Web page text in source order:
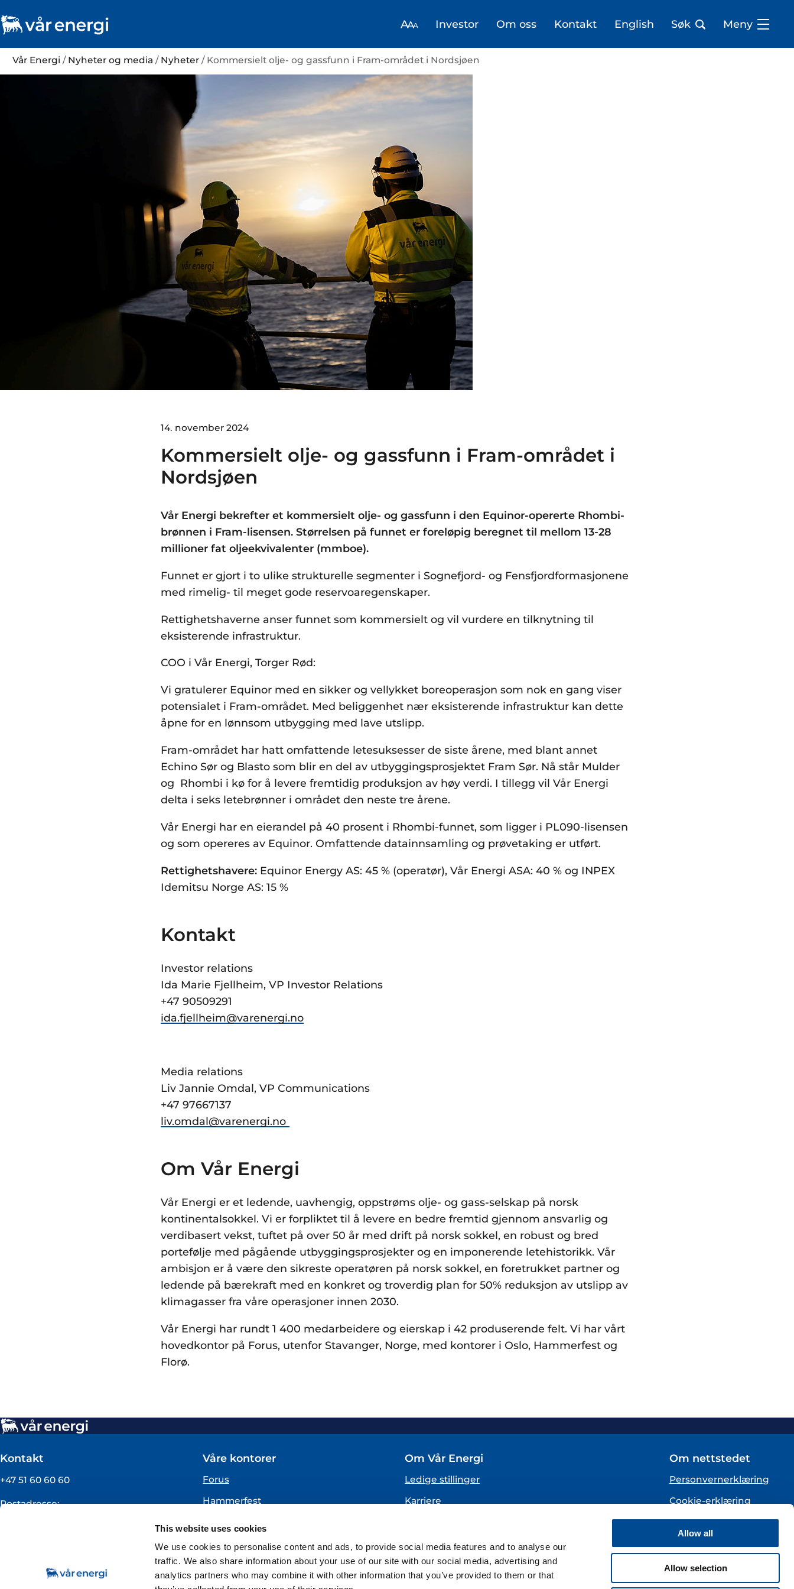
This website uses cookies
We use cookies to personalise content and ads, to provide social media features and to analyse our
traffic. We also share information about your use of our site with our social media, advertising and
analytics partners who may combine it with other information that you’ve provided to them or that
Allow all
Allow selection
Investor Om oss Kontakt English Søk Meny
Vår Energi / Nyheter og media / Nyheter/ Kommersielt olje- og gassfunn i Fram-området i Nordsjøen
14. november 2024
Kommersielt olje- og gassfunn i Fram-området i
Nordsjøen
Vår Energi bekrefter et kommersielt olje- og gassfunn i den Equinor-opererte Rhombi-
brønnen i Fram-lisensen. Størrelsen på funnet er foreløpig beregnet til mellom 13-28
millioner fat oljeekvivalenter (mmboe).
Funnet er gjort i to ulike strukturelle segmenter i Sognefjord- og Fensfjordformasjonene
med rimelig- til meget gode reservoaregenskaper.
Rettighetshaverne anser funnet som kommersielt og vil vurdere en tilknytning til
eksisterende infrastruktur.
COO i Vår Energi, Torger Rød:
Vi gratulerer Equinor med en sikker og vellykket boreoperasjon som nok en gang viser
potensialet i Fram-området. Med beliggenhet nær eksisterende infrastruktur kan dette
åpne for en lønnsom utbygging med lave utslipp.
Fram-området har hatt omfattende letesuksesser de siste årene, med blant annet
Echino Sør og Blasto som blir en del av utbyggingsprosjektet Fram Sør. Nå står Mulder
og Rhombi i kø for å levere fremtidig produksjon av høy verdi. I tillegg vil Vår Energi
delta i seks letebrønner i området den neste tre årene.
Vår Energi har en eierandel på 40 prosent i Rhombi-funnet, som ligger i PL090-lisensen
og som opereres av Equinor. Omfattende datainnsamling og prøvetaking er utført.
Rettighetshavere: Equinor Energy AS: 45 % (operatør), Vår Energi ASA: 40 % og INPEX
Idemitsu Norge AS: 15 %
Kontakt
Investor relations
Ida Marie Fjellheim, VP Investor Relations
+47 90509291
ida.fjellheim@varenergi.no
Media relations
Liv Jannie Omdal, VP Communications
+47 97667137
liv.omdal@varenergi.no
Om Vår Energi
Vår Energi er et ledende, uavhengig, oppstrøms olje- og gass-selskap på norsk
kontinentalsokkel. Vi er forpliktet til å levere en bedre fremtid gjennom ansvarlig og
verdibasert vekst, tuftet på over 50 år med drift på norsk sokkel, en robust og bred
portefølje med pågående utbyggingsprosjekter og en imponerende letehistorikk. Vår
ambisjon er å være den sikreste operatøren på norsk sokkel, en foretrukket partner og
ledende på bærekraft med en konkret og troverdig plan for 50% reduksjon av utslipp av
klimagasser fra våre operasjoner innen 2030.
Vår Energi har rundt 1 400 medarbeidere og eierskap i 42 produserende felt. Vi har vårt
hovedkontor på Forus, utenfor Stavanger, Norge, med kontorer i Oslo, Hammerfest og
Florø.
Kontakt
+47 51 60 60 60
Postadresse:
Org.nummer:
Våre kontorer
Forus
Hammerfest
Florø
Om Vår Energi
Ledige stillinger
Karriere
VARSLING
(Vår Energi varslingstjeneste)
Om nettstedet
Personvernerklæring
Cookie-erklæring
English